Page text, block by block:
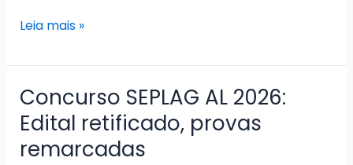
Concurso
AL
2026:
Comissão
Formada
para
Leia mais »
Concurso SEPLAG AL 2026:
Edital retificado, provas
remarcadas